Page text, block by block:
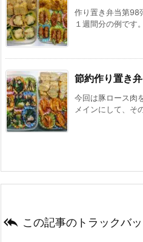
作り置き弁当第98
１週間分の例です
節約作り置き
今回は豚ロース肉
メインにして、そ
 この記事のトラックバ